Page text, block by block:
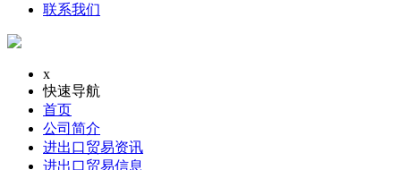
联系我们
x
快速导航
首页
公司简介
进出口贸易资讯
进出口贸易信息